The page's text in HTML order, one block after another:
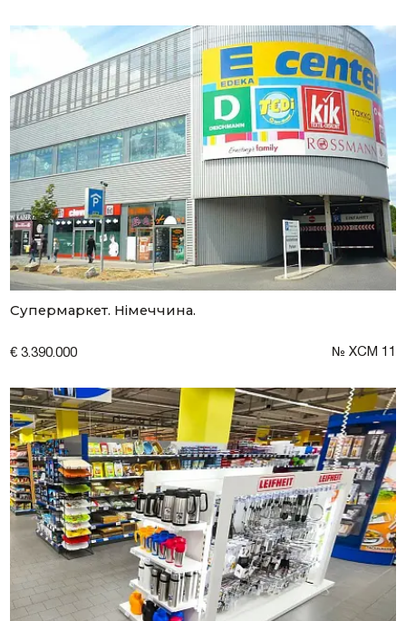
Супермаркет. Німеччина.
€ 3.390.000 № XCM 11
Залишити заявку
Згоден на обробку персональних даних